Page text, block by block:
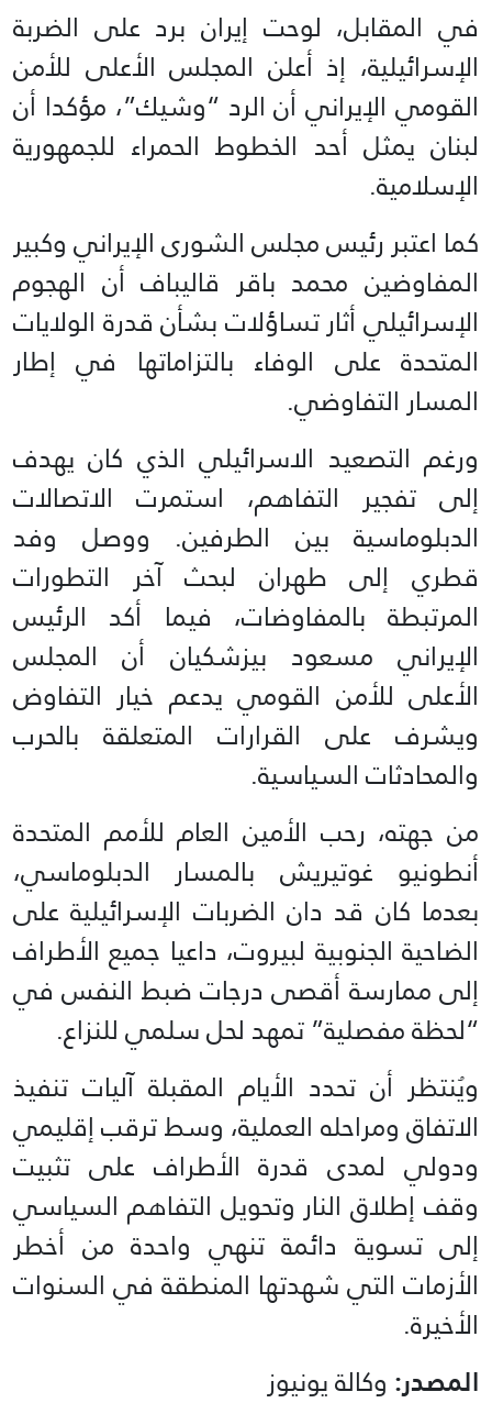
في المقابل، لوحت إيران برد على الضربة
الإسرائيلية، إذ أعلن المجلس الأعلى للأمن
القومي الإيراني أن الرد “وشيك”، مؤكدا أن
لبنان يمثل أحد الخطوط الحمراء للجمهورية
الإسلامية.
كما اعتبر رئيس مجلس الشورى الإيراني وكبير
المفاوضين محمد باقر قاليباف أن الهجوم
الإسرائيلي أثار تساؤلات بشأن قدرة الولايات
المتحدة على الوفاء بالتزاماتها في إطار
المسار التفاوضي.
ورغم التصعيد الاسرائيلي الذي كان يهدف
إلى تفجير التفاهم، استمرت الاتصالات
الدبلوماسية بين الطرفين. ووصل وفد
قطري إلى طهران لبحث آخر التطورات
المرتبطة بالمفاوضات، فيما أكد الرئيس
الإيراني مسعود بيزشكيان أن المجلس
الأعلى للأمن القومي يدعم خيار التفاوض
ويشرف على القرارات المتعلقة بالحرب
والمحادثات السياسية.
من جهته، رحب الأمين العام للأمم المتحدة
أنطونيو غوتيريش بالمسار الدبلوماسي،
بعدما كان قد دان الضربات الإسرائيلية على
الضاحية الجنوبية لبيروت، داعيا جميع الأطراف
إلى ممارسة أقصى درجات ضبط النفس في
“لحظة مفصلية” تمهد لحل سلمي للنزاع.
ويُنتظر أن تحدد الأيام المقبلة آليات تنفيذ
الاتفاق ومراحله العملية، وسط ترقب إقليمي
ودولي لمدى قدرة الأطراف على تثبيت
وقف إطلاق النار وتحويل التفاهم السياسي
إلى تسوية دائمة تنهي واحدة من أخطر
الأزمات التي شهدتها المنطقة في السنوات
الأخيرة.
المصدر: وكالة يونيوز